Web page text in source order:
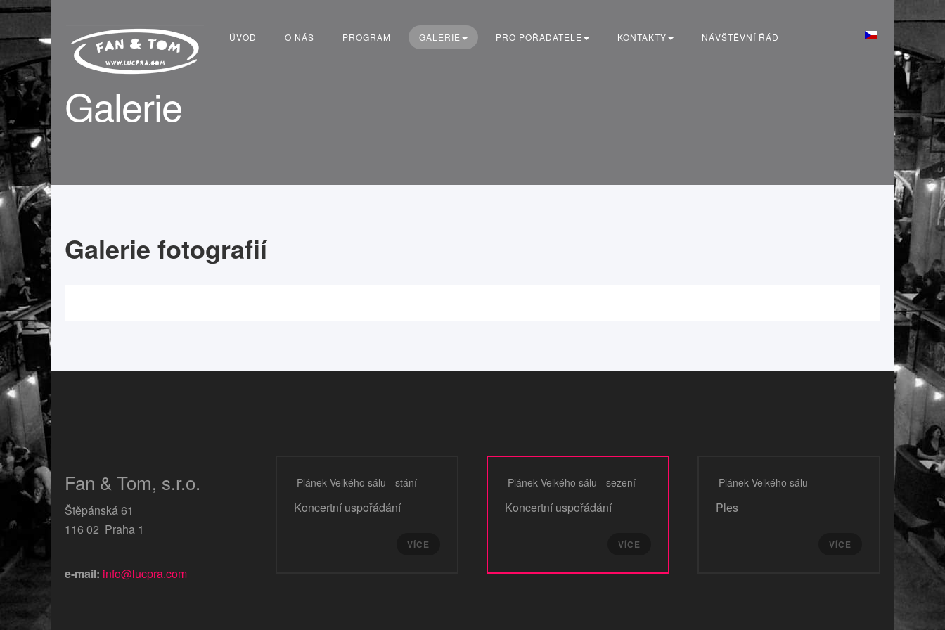
ÚVOD O NÁS PROGRAM GALERIE PRO POŘADATELE KONTAKTY NÁVŠTĚVNÍ ŘÁD
Galerie
Galerie fotografií
Fan & Tom, s.r.o.
Štěpánská 61
116 02 Praha 1
e-mail: info@lucpra.com
Plánek Velkého sálu - stání
Koncertní uspořádání
VÍCE
Plánek Velkého sálu - sezení
Koncertní uspořádání
VÍCE
Plánek Velkého sálu
Ples
VÍCE